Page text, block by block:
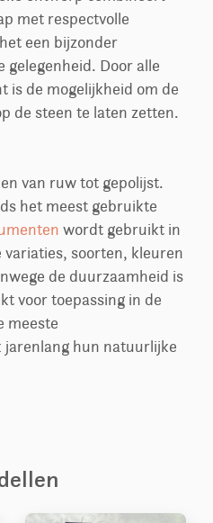
met respectvolle
een bijzonder
gelegenheid. Door alle
is de mogelijkheid om de
de steen te laten zetten.
van ruw tot gepolijst.
het meest gebruikte
wordt gebruikt in
soorten, kleuren
de duurzaamheid is
voor toepassing in de
meeste
hun natuurlijke